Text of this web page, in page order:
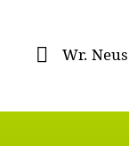
Inhalt
Wr.